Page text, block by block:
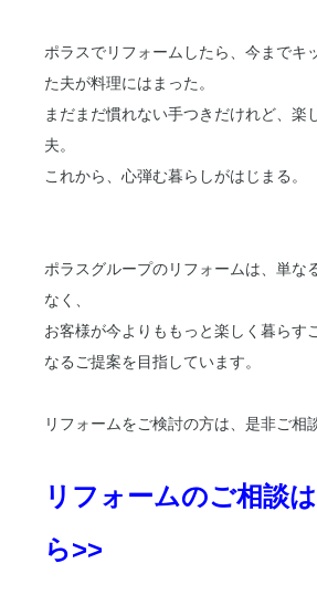
ポラスでリフォームしたら、今までキ
た夫が料理にはまった。
まだまだ慣れない手つきだけれど、楽
夫。
これから、心弾む暮らしがはじまる。
ポラスグループのリフォームは、単な
なく、
お客様が今よりももっと楽しく暮らす
なるご提案を目指しています。
リフォームをご検討の方は、是非ご相
リフォームのご相談
ら>>